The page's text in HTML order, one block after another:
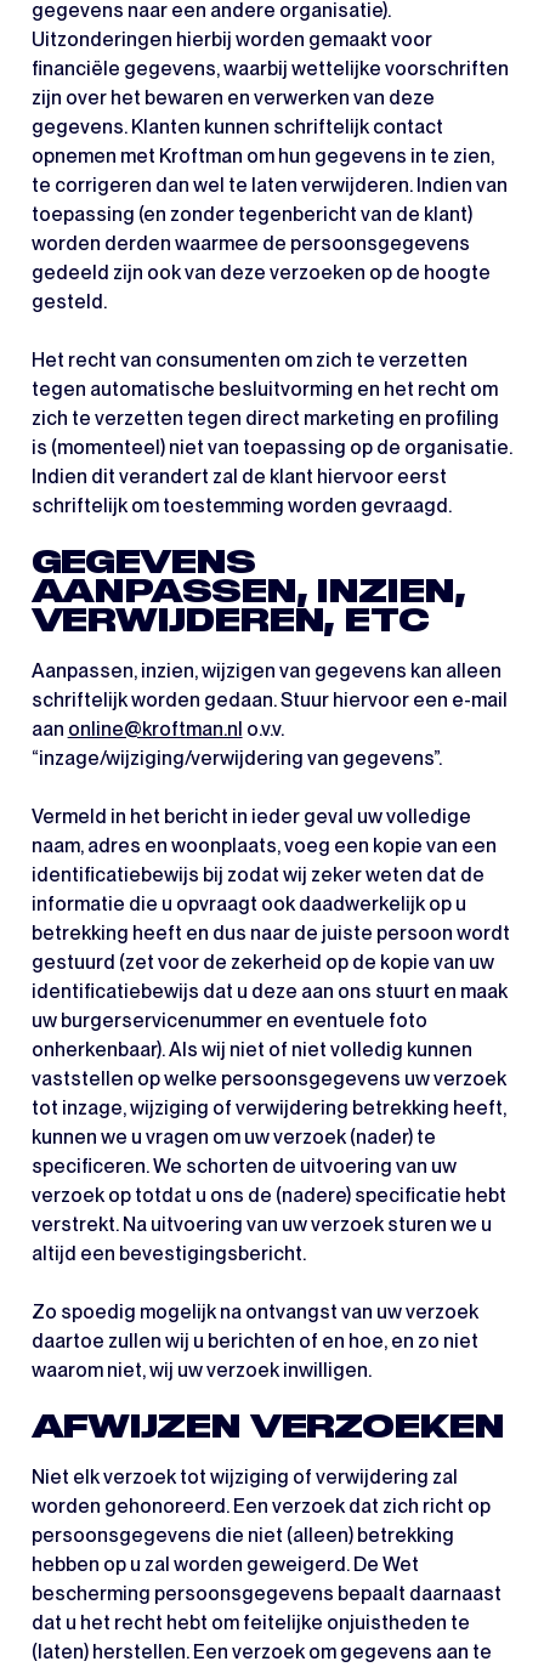
gegevens naar een andere organisatie).
Uitzonderingen hierbij worden gemaakt voor
financiële gegevens, waarbij wettelijke voorschriften
zijn over het bewaren en verwerken van deze
gegevens. Klanten kunnen schriftelijk contact
opnemen met Kroftman om hun gegevens in te zien,
te corrigeren dan wel te laten verwijderen. Indien van
toepassing (en zonder tegenbericht van de klant)
worden derden waarmee de persoonsgegevens
gedeeld zijn ook van deze verzoeken op de hoogte
gesteld.
Het recht van consumenten om zich te verzetten
tegen automatische besluitvorming en het recht om
zich te verzetten tegen direct marketing en profiling
is (momenteel) niet van toepassing op de organisatie.
Indien dit verandert zal de klant hiervoor eerst
schriftelijk om toestemming worden gevraagd.
GEGEVENS
AANPASSEN, INZIEN,
VERWIJDEREN, ETC
Aanpassen, inzien, wijzigen van gegevens kan alleen
schriftelijk worden gedaan. Stuur hiervoor een e-mail
aan online@kroftman.nl o.v.v.
“inzage/wijziging/verwijdering van gegevens”.
Vermeld in het bericht in ieder geval uw volledige
naam, adres en woonplaats, voeg een kopie van een
identificatiebewijs bij zodat wij zeker weten dat de
informatie die u opvraagt ook daadwerkelijk op u
betrekking heeft en dus naar de juiste persoon wordt
gestuurd (zet voor de zekerheid op de kopie van uw
identificatiebewijs dat u deze aan ons stuurt en maak
uw burgerservicenummer en eventuele foto
onherkenbaar). Als wij niet of niet volledig kunnen
vaststellen op welke persoonsgegevens uw verzoek
tot inzage, wijziging of verwijdering betrekking heeft,
kunnen we u vragen om uw verzoek (nader) te
specificeren. We schorten de uitvoering van uw
verzoek op totdat u ons de (nadere) specificatie hebt
verstrekt. Na uitvoering van uw verzoek sturen we u
altijd een bevestigingsbericht.
Zo spoedig mogelijk na ontvangst van uw verzoek
daartoe zullen wij u berichten of en hoe, en zo niet
waarom niet, wij uw verzoek inwilligen.
AFWIJZEN VERZOEKEN
Niet elk verzoek tot wijziging of verwijdering zal
worden gehonoreerd. Een verzoek dat zich richt op
persoonsgegevens die niet (alleen) betrekking
hebben op u zal worden geweigerd. De Wet
bescherming persoonsgegevens bepaalt daarnaast
dat u het recht hebt om feitelijke onjuistheden te
(laten) herstellen. Een verzoek om gegevens aan te